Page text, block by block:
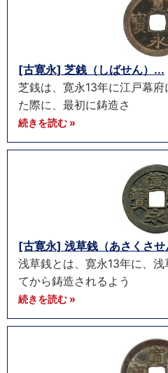
[古寛永] 芝銭（しばせん）...
芝銭は、寛永13年に江戸幕
た際に、最初に鋳造さ
続きを読む »
[古寛永] 浅草銭（あさくさ
浅草銭とは、寛永13年に、
てから鋳造されるよう
続きを読む »